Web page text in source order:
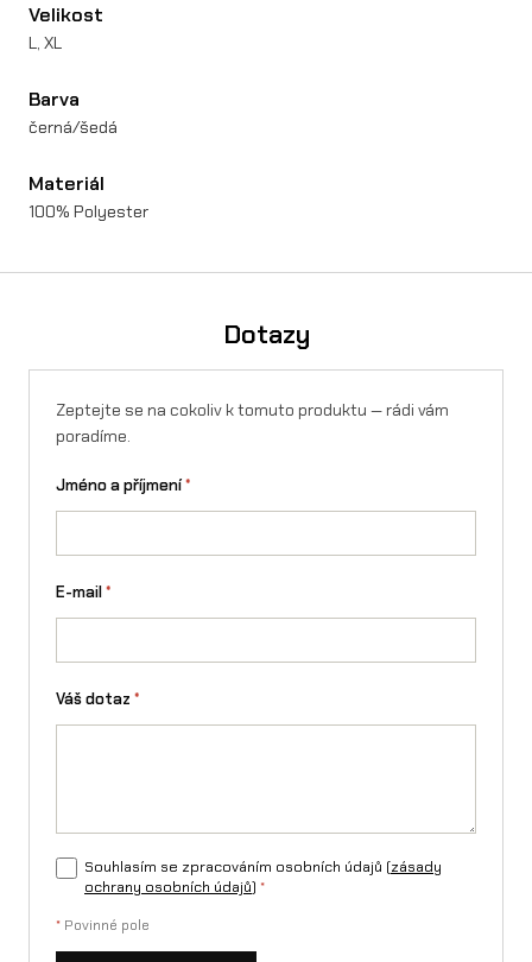
I
m
o
v
Velikost
L, XL
Barva
černá/šedá
Materiál
100% Polyester
Dotazy
Zeptejte se na cokoliv k tomuto produktu — rádi vám
poradíme.
Jméno a příjmení*
E-mail*
Váš dotaz *
Souhlasím se zpracováním osobních údajů (zásady
ochrany osobních údajů) *
* Povinné pole